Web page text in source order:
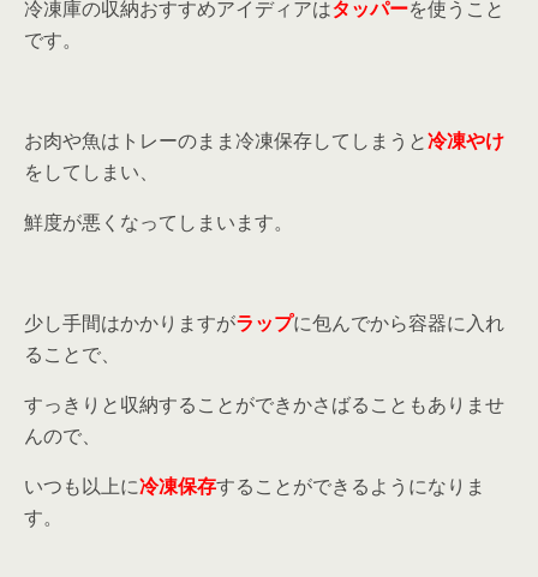
冷凍庫の収納おすすめアイディアはタッパーを使うこと
です。
お肉や魚はトレーのまま冷凍保存してしまうと冷凍やけ
をしてしまい、
鮮度が悪くなってしまいます。
少し手間はかかりますがラップに包んでから容器に入れ
ることで、
すっきりと収納することができかさばることもありませ
んので、
いつも以上に冷凍保存することができるようになりま
す。